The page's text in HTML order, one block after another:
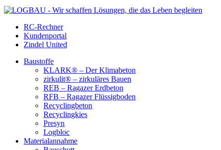
RC-Rechner
Kundenportal
Zindel United
Baustoffe
KLARK® – Der Klimabeton
zirkulit® – zirkuläres Bauen
REB – Ragazer Erdbeton
RFB – Ragazer Flüssigboden
Recyclingbeton
Recyclingkies
Presyn
Logbloc
Materialannahme